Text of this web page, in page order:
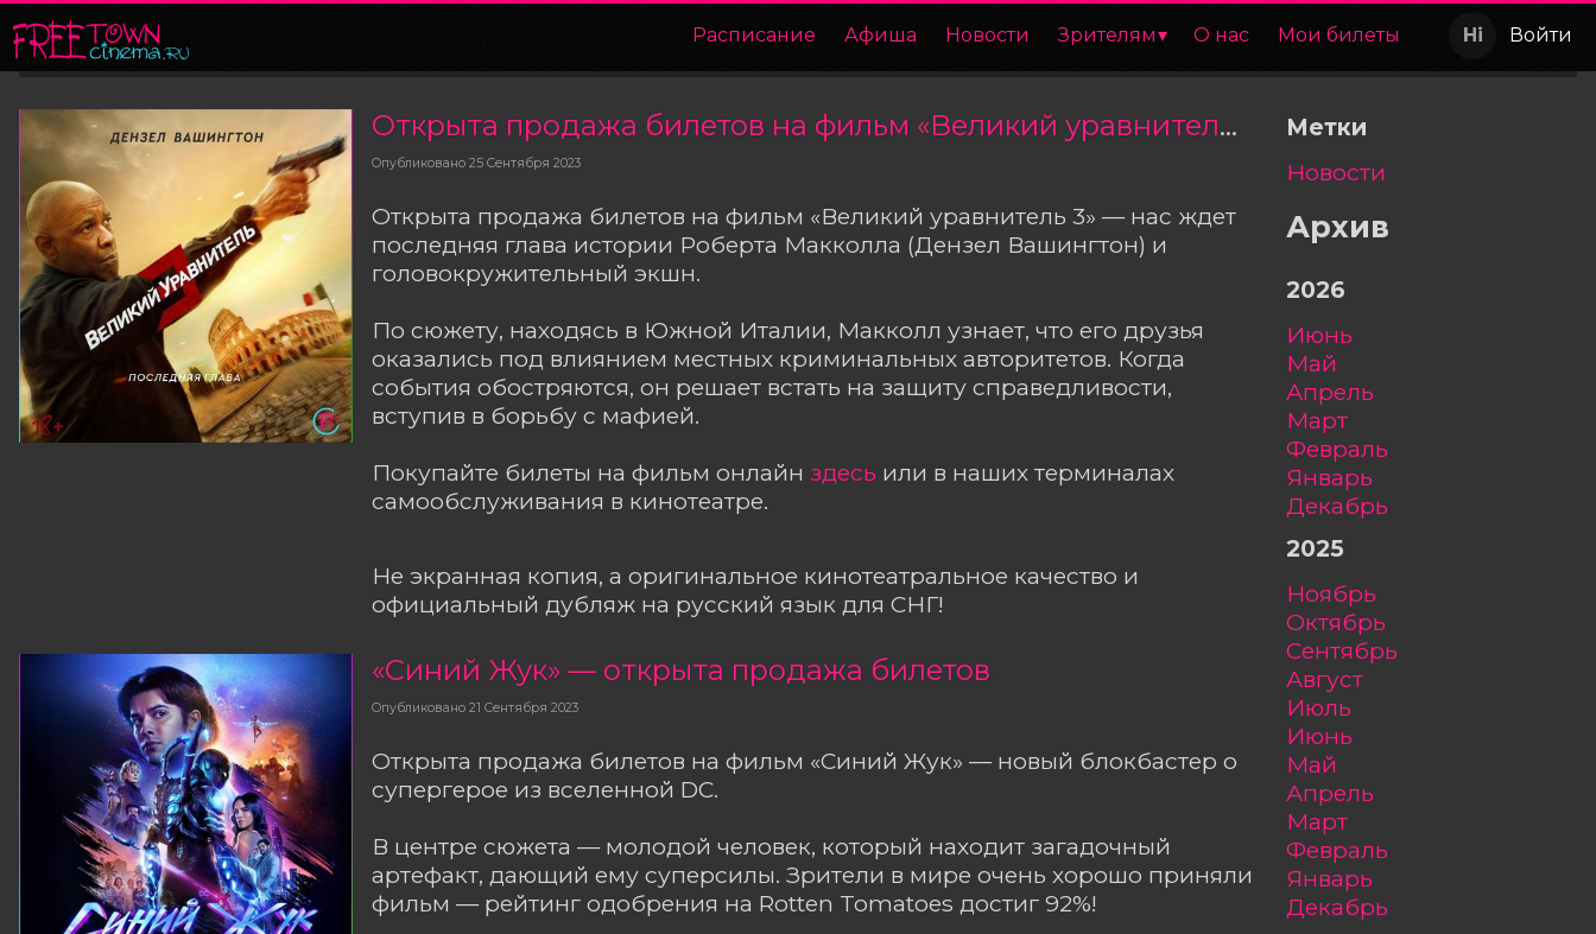
Расписание Афиша Новости Зрителям О нас Мои билеты Войти
Открыта продажа билетов на фильм «Великий уравнитель 3»
Опубликовано 25 Сентября 2023
Открыта продажа билетов на фильм «Великий уравнитель 3» — нас ждет
последняя глава истории Роберта Макколла (Дензел Вашингтон) и
головокружительный экшн.
По сюжету, находясь в Южной Италии, Макколл узнает, что его друзья
оказались под влиянием местных криминальных авторитетов. Когда
события обостряются, он решает встать на защиту справедливости,
вступив в борьбу с мафией.
Покупайте билеты на фильм онлайн здесь или в наших терминалах
самообслуживания в кинотеатре.
Не экранная копия, а оригинальное кинотеатральное качество и
официальный дубляж на русский язык для СНГ!
«Синий Жук» — открыта продажа билетов
Опубликовано 21 Сентября 2023
Открыта продажа билетов на фильм «Синий Жук» — новый блокбастер о
супергерое из вселенной DC.
В центре сюжета — молодой человек, который находит загадочный
артефакт, дающий ему суперсилы. Зрители в мире очень хорошо приняли
фильм — рейтинг одобрения на Rotten Tomatoes достиг 92%!
Метки
Новости
Архив
2026
июнь
май
апрель
март
февраль
январь
декабрь
2025
ноябрь
октябрь
сентябрь
август
июль
июнь
май
апрель
март
февраль
январь
декабрь